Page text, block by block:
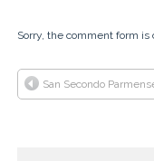
Sorry, the comment form is
San Secondo